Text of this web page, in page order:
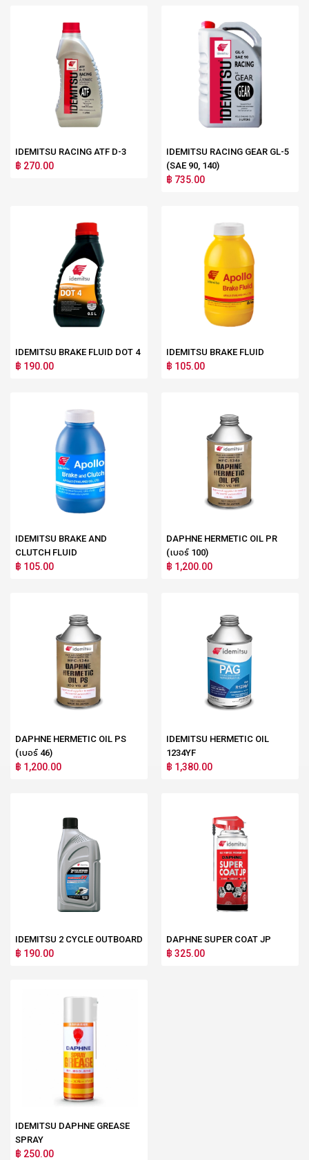
IDEMITSU RACING ATF D-3
฿ 270.00
IDEMITSU RACING GEAR GL-5
(SAE 90, 140)
฿ 735.00
IDEMITSU BRAKE FLUID DOT 4
฿ 190.00
IDEMITSU BRAKE FLUID
฿ 105.00
IDEMITSU BRAKE AND
CLUTCH FLUID
฿ 105.00
DAPHNE HERMETIC OIL PR
(เบอร์ 100)
฿ 1,200.00
DAPHNE HERMETIC OIL PS
(เบอร์ 46)
฿ 1,200.00
IDEMITSU HERMETIC OIL
1234YF
฿ 1,380.00
IDEMITSU 2 CYCLE OUTBOARD
฿ 190.00
DAPHNE SUPER COAT JP
฿ 325.00
IDEMITSU DAPHNE GREASE
SPRAY
฿ 250.00